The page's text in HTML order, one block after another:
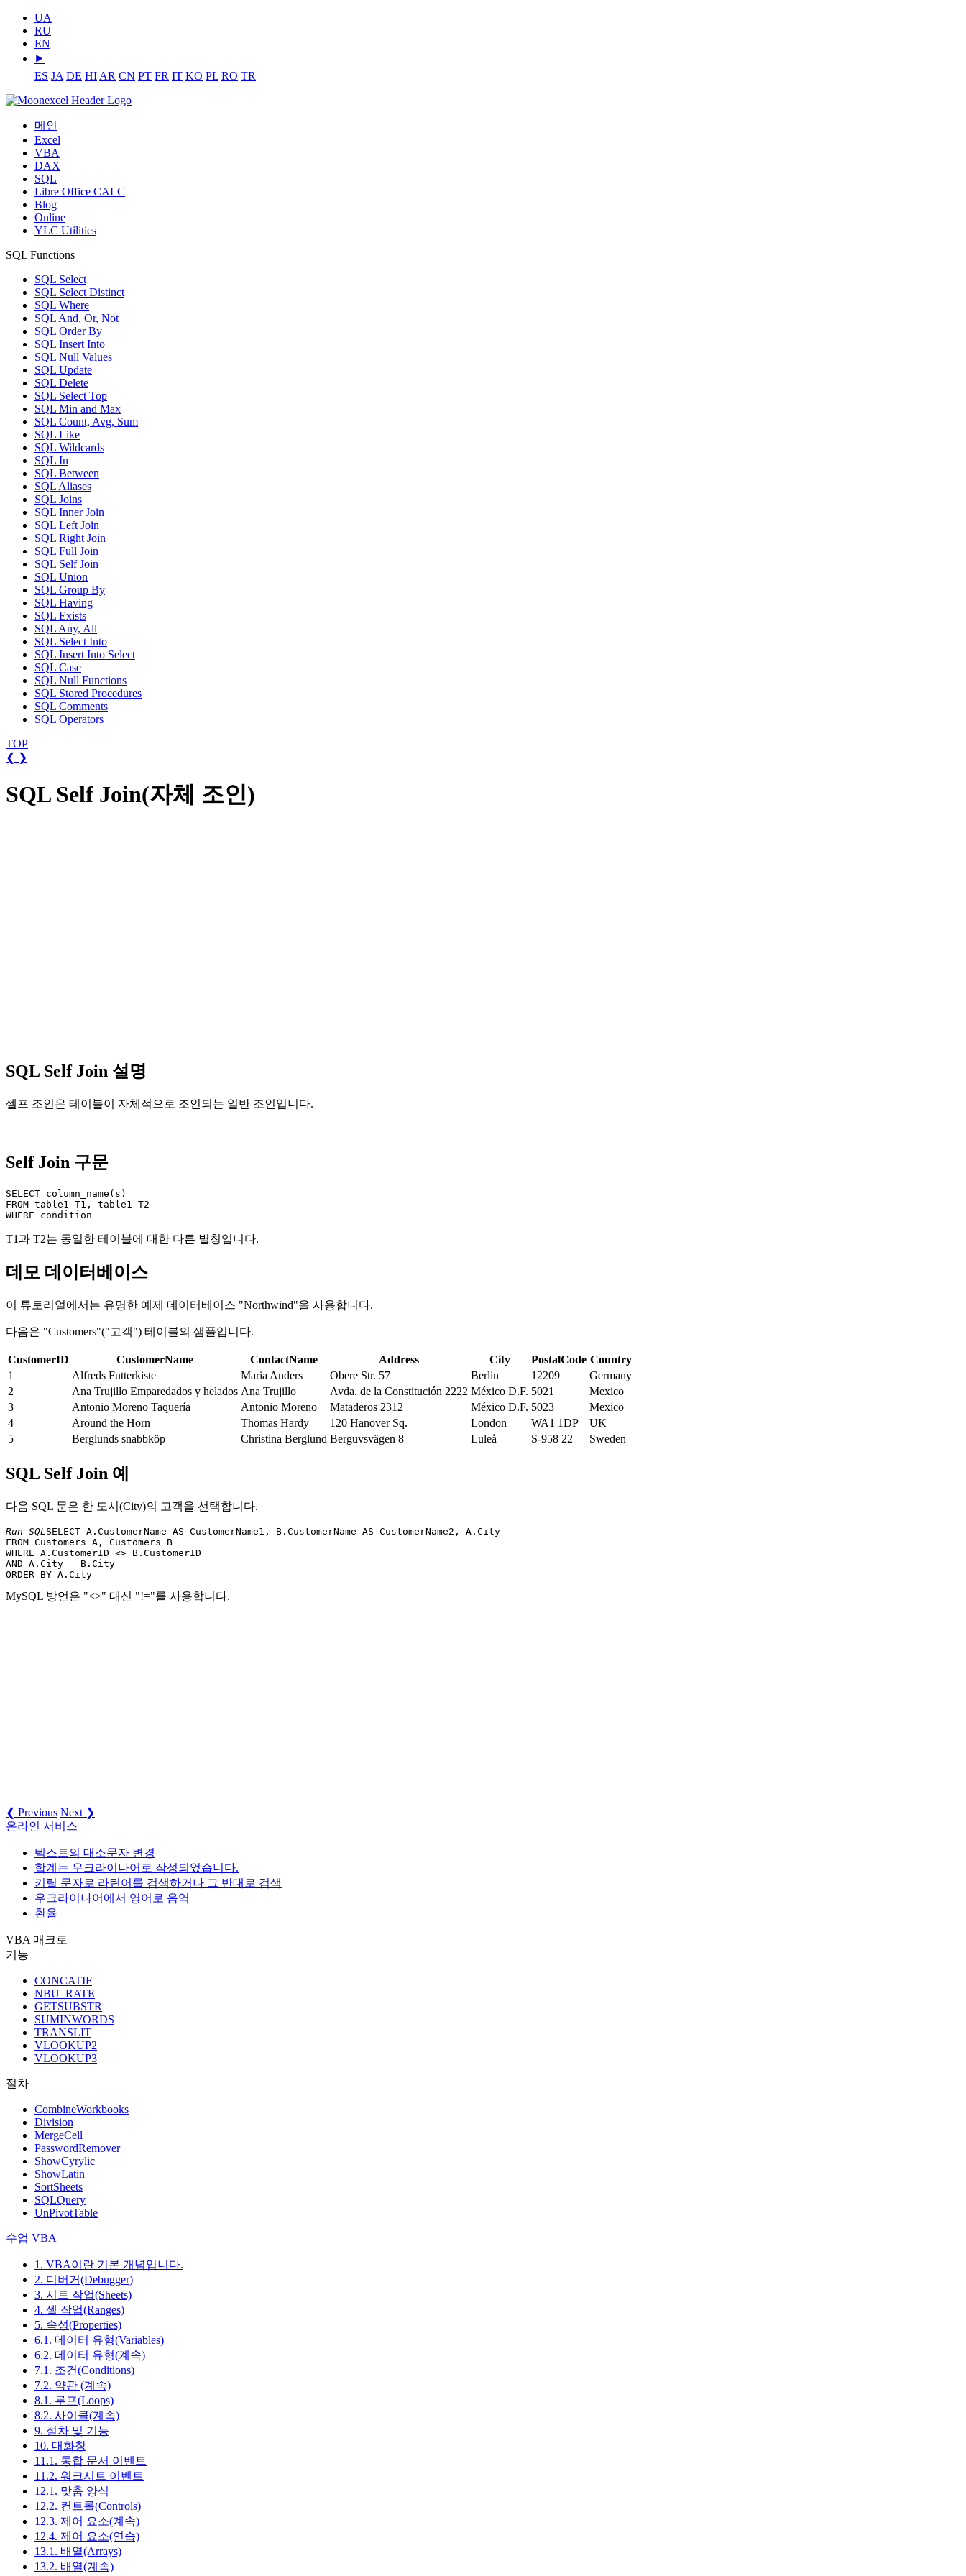
UA
RU
EN
⯈
ES JA DE HI AR CN PT FR IT KO PL RO TR
메인
Excel
VBA
DAX
SQL
Libre Office CALC
Blog
Online
YLC Utilities
SQL Functions
SQL Select
SQL Select Distinct
SQL Where
SQL And, Or, Not
SQL Order By
SQL Insert Into
SQL Null Values
SQL Update
SQL Delete
SQL Select Top
SQL Min and Max
SQL Count, Avg, Sum
SQL Like
SQL Wildcards
SQL In
SQL Between
SQL Aliases
SQL Joins
SQL Inner Join
SQL Left Join
SQL Right Join
SQL Full Join
SQL Self Join
SQL Union
SQL Group By
SQL Having
SQL Exists
SQL Any, All
SQL Select Into
SQL Insert Into Select
SQL Case
SQL Null Functions
SQL Stored Procedures
SQL Comments
SQL Operators
TOP
❮ ❯
SQL Self Join(자체 조인)
SQL Self Join 설명
셀프 조인은 테이블이 자체적으로 조인되는 일반 조인입니다.
Self Join 구문
SELECT column_name(s)
FROM table1 T1, table1 T2
T1과 T2는 동일한 테이블에 대한 다른 별칭입니다.
데모 데이터베이스
이 튜토리얼에서는 유명한 예제 데이터베이스 "Northwind"을 사용합니다.
다음은 "Customers"("고객") 테이블의 샘플입니다.
CustomerID CustomerName ContactName Address City PostalCode Country
1
Alfreds Futterkiste Maria Anders Obere Str. 57 Berlin 12209
Germany
2
Ana Trujillo Emparedados y helados Ana Trujillo Avda. de la Constitución 2222 México D.F. 5021
Mexico
3
Antonio Moreno Taquería Antonio Moreno Mataderos 2312 México D.F. 5023
Mexico
4
Around the Horn Thomas Hardy 120 Hanover Sq. London WA1 1DP
UK
5
Berglunds snabbköp Christina Berglund Berguvsvägen 8 Luleå S-958 22 Sweden
SQL Self Join 예
다음 SQL 문은 한 도시(City)의 고객을 선택합니다.
Run SQLSELECT A.CustomerName AS CustomerName1, B.CustomerName AS CustomerName2, A.City
FROM Customers A, Customers B
WHERE A.CustomerID <> B.CustomerID
AND A.City = B.City
MySQL 방언은 "<>" 대신 "!="를 사용합니다.
❮ Previous Next ❯
온라인 서비스
텍스트의 대소문자 변경
합계는 우크라이나어로 작성되었습니다.
키릴 문자로 라틴어를 검색하거나 그 반대로 검색
우크라이나어에서 영어로 음역
환율
VBA 매크로
기능
CONCATIF
NBU_RATE
GETSUBSTR
SUMINWORDS
TRANSLIT
VLOOKUP2
VLOOKUP3
절차
CombineWorkbooks
Division
MergeCell
PasswordRemover
ShowCyrylic
ShowLatin
SortSheets
SQLQuery
UnPivotTable
수업 VBA
1. VBA이란 기본 개념입니다.
2. 디버거(Debugger)
3. 시트 작업(Sheets)
4. 셀 작업(Ranges)
5. 속성(Properties)
6.1. 데이터 유형(Variables)
6.2. 데이터 유형(계속)
7.1. 조건(Conditions)
7.2. 약관 (계속)
8.1. 루프(Loops)
8.2. 사이클(계속)
9. 절차 및 기능
10. 대화창
11.1. 통합 문서 이벤트
11.2. 워크시트 이벤트
12.1. 맞춤 양식
12.2. 컨트롤(Controls)
12.3. 제어 요소(계속)
12.4. 제어 요소(연습)
13.1. 배열(Arrays)
13.2. 배열(계속)